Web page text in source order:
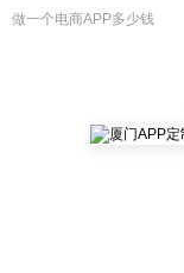
做一个电商APP多少钱